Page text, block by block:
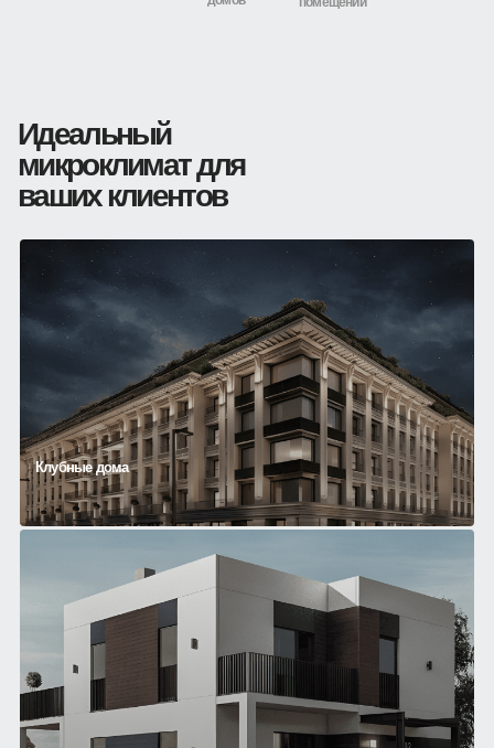
Идеальный
микроклимат для
ваших клиентов
Клубные дома